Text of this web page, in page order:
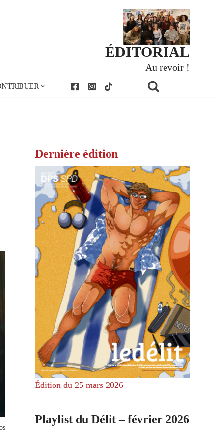
ÉDITORIAL
Au revoir !
Dernière édition
Édition du 25 mars 2026
Playlist du Délit – février 2026